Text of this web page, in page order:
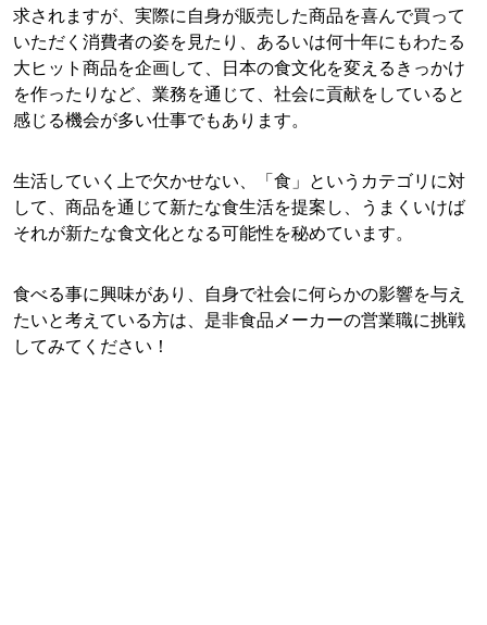
求されますが、実際に自身が販売した商品を喜んで買って
いただく消費者の姿を見たり、あるいは何十年にもわたる
大ヒット商品を企画して、日本の食文化を変えるきっかけ
を作ったりなど、業務を通じて、社会に貢献をしていると
感じる機会が多い仕事でもあります。
生活していく上で欠かせない、「食」というカテゴリに対
して、商品を通じて新たな食生活を提案し、うまくいけば
それが新たな食文化となる可能性を秘めています。
食べる事に興味があり、自身で社会に何らかの影響を与え
たいと考えている方は、是非食品メーカーの営業職に挑戦
してみてください！